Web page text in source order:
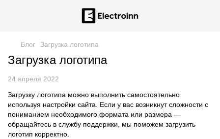
Блог Загрузка логотипа
Загрузка логотипа
24 апреля 2022
Загрузку логотипа можно выполнить самостоятельно
используя настройки сайта. Если у вас возникнут сложности с
пониманием необходимого формата или размера —
обращайтесь в службу поддержки, мы поможем загрузить
логотип корректно.